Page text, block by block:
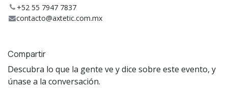
+52 55 7947 7837
contacto@axtetic.com.mx
Compartir
Descubra lo que la gente ve y dice sobre este evento, y
únase a la conversación.